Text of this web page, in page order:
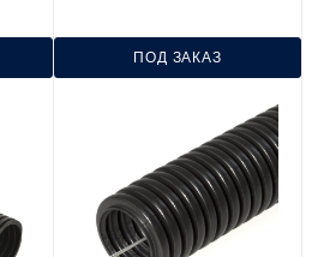
ПОД ЗАКАЗ